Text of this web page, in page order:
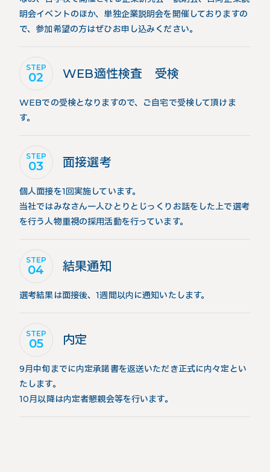
明会イベントのほか、単独企業説明会を開催しておりますの
で、参加希望の方はぜひお申し込みください。
STEP
02 WEB適性検査 受検
WEBでの受検となりますので、ご自宅で受検して頂けま
す。
STEP
03 面接選考
個人面接を1回実施しています。
当社ではみなさん一人ひとりとじっくりお話をした上で選考
を行う人物重視の採用活動を行っています。
STEP
04 結果通知
選考結果は面接後、1週間以内に通知いたします。
STEP
05 内定
9月中旬までに内定承諾書を返送いただき正式に内々定とい
たします。
10月以降は内定者懇親会等を行います。